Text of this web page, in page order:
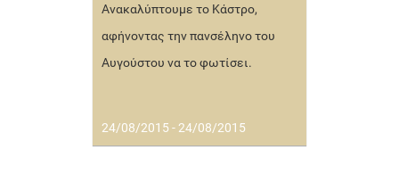
Ανακαλύπτουμε το Κάστρο,
αφήνοντας την πανσέληνο του
Αυγούστου να το φωτίσει.
24/08/2015 - 24/08/2015